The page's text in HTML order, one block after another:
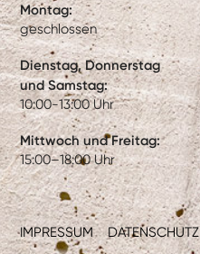
IMPRESSUM DATENSCHUTZ
Montag:
geschlossen
Dienstag, Donnerstag
und Samstag:
10:00-13:00 Uhr
Mittwoch und Freitag:
15:00–18:00 Uhr